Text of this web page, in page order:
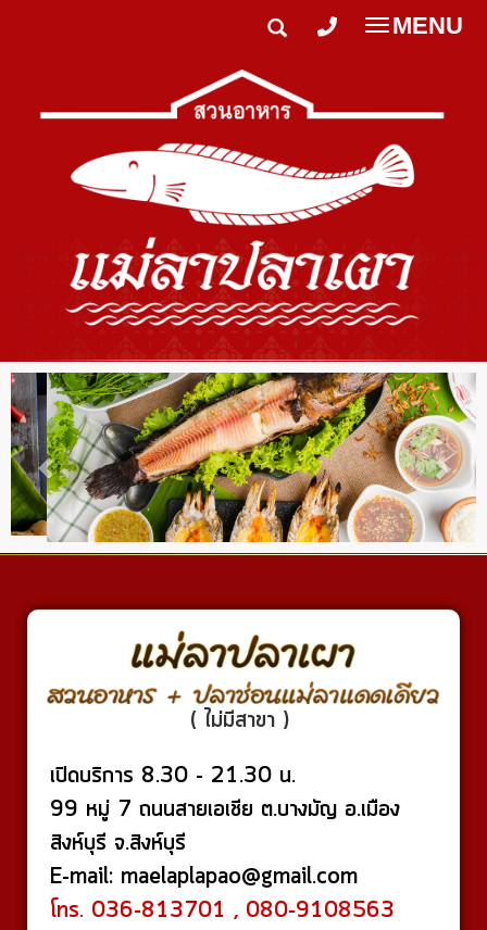
Toggle
MENU
( ไม่มีสาขา )
เปิดบริการ 8.30 - 21.30 น.
99 หมู่ 7 ถนนสายเอเชีย ต.บางมัญ อ.เมือง
สิงห์บุรี จ.สิงห์บุรี